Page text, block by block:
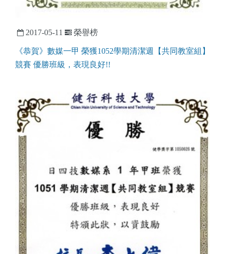
2017-05-11 榮譽榜
《恭賀》數媒一甲 榮獲1052學期清潔週【共同教室組】
競賽 優勝班級，表現良好!!